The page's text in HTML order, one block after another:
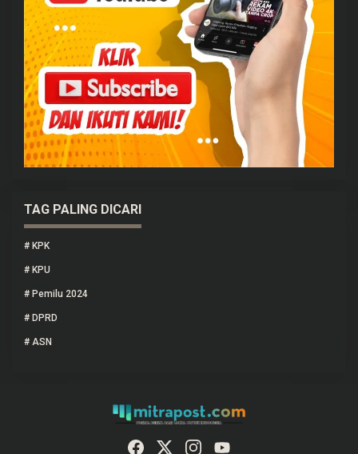
TAG PALING DICARI
# KPK
# KPU
# Pemilu 2024
# DPRD
# ASN